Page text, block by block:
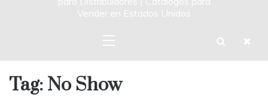
Vender en Estados Unidos
Tag: No Show